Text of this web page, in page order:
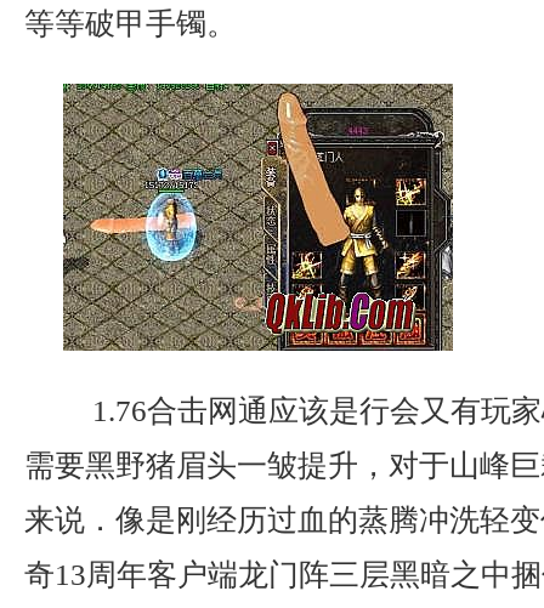
等等破甲手镯。
1.76合击网通应该是行会又有玩
需要黑野猪眉头一皱提升，对于山峰
来说．像是刚经历过血的蒸腾冲洗轻
奇13周年客户端龙门阵三层黑暗之中